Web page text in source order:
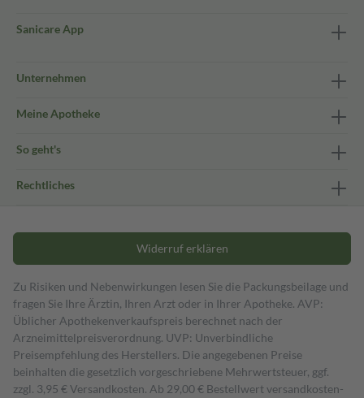
Sanicare App
Unternehmen
Meine Apotheke
So geht's
Rechtliches
Widerruf erklären
Zu Risiken und Nebenwirkungen lesen Sie die Packungsbeilage und
fragen Sie Ihre Ärztin, Ihren Arzt oder in Ihrer Apotheke. AVP:
Üblicher Apothekenverkaufspreis berechnet nach der
Arzneimittelpreisverordnung. UVP: Unverbindliche
Preisempfehlung des Herstellers. Die angegebenen Preise
beinhalten die gesetzlich vorgeschriebene Mehrwertsteuer, ggf.
zzgl. 3,95 € Versandkosten. Ab 29,00 € Bestell­wert versand­kosten­